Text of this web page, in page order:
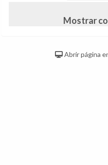
Mostrar
Abrir página